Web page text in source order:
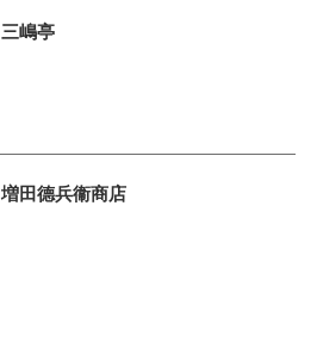
三嶋亭
増田德兵衞商店